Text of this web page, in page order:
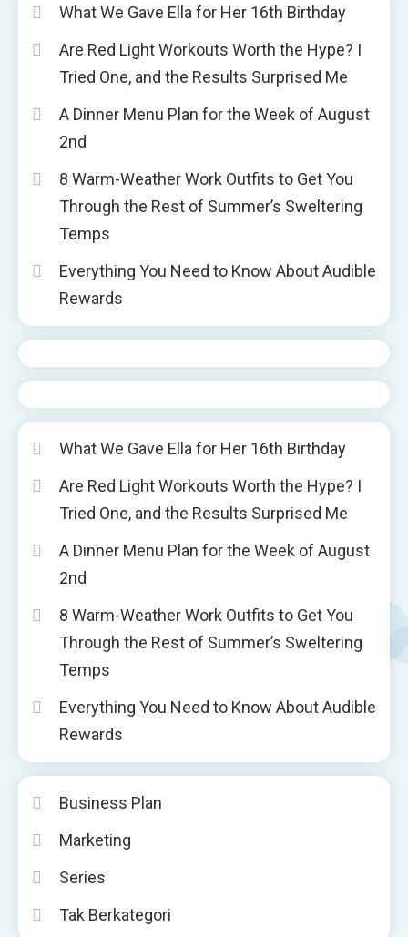
What We Gave Ella for Her 16th Birthday
Are Red Light Workouts Worth the Hype? I
Tried One, and the Results Surprised Me
A Dinner Menu Plan for the Week of August
2nd
8 Warm-Weather Work Outfits to Get You
Through the Rest of Summer’s Sweltering
Temps
Everything You Need to Know About Audible
Rewards
What We Gave Ella for Her 16th Birthday
Are Red Light Workouts Worth the Hype? I
Tried One, and the Results Surprised Me
A Dinner Menu Plan for the Week of August
2nd
8 Warm-Weather Work Outfits to Get You
Through the Rest of Summer’s Sweltering
Temps
Everything You Need to Know About Audible
Rewards
Business Plan
Marketing
Series
Tak Berkategori